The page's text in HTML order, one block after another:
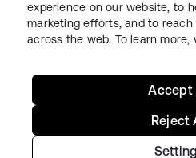
法務プライバシーポリシーサイト
experience on our website, to
marketing efforts, and to
across the web. To learn more,
Reject
Accept